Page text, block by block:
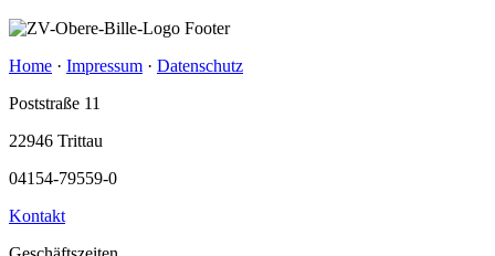
Home · Impressum · Datenschutz
Poststraße 11
22946 Trittau
04154-79559-0
Kontakt